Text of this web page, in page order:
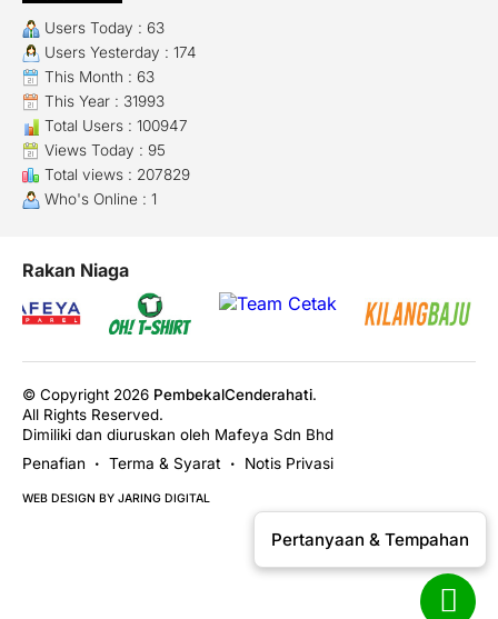
Users Today : 63
Users Yesterday : 174
This Month : 63
This Year : 31993
Total Users : 100947
Views Today : 95
Total views : 207829
Who's Online : 1
Rakan Niaga
© Copyright 2026 PembekalCenderahati.
All Rights Reserved.
Dimiliki dan diuruskan oleh Mafeya Sdn Bhd
Penafian
• Terma & Syarat • Notis Privasi
WEB DESIGN BY JARING DIGITAL
Pertanyaan & Tempahan